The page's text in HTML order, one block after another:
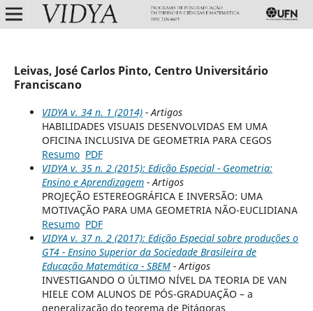
Leivas, José Carlos Pinto, Centro Universitário
Franciscano
VIDYA v. 34 n. 1 (2014)- Artigos
HABILIDADES VISUAIS DESENVOLVIDAS EM UMA
OFICINA INCLUSIVA DE GEOMETRIA PARA CEGOS
Resumo PDF
VIDYA v. 35 n. 2 (2015): Edição Especial - Geometria:
Ensino e Aprendizagem- Artigos
PROJEÇÃO ESTEREOGRÁFICA E INVERSÃO: UMA
MOTIVAÇÃO PARA UMA GEOMETRIA NÃO-EUCLIDIANA
Resumo PDF
VIDYA v. 37 n. 2 (2017): Edição Especial sobre produções o
GT4 - Ensino Superior da Sociedade Brasileira de
Educação Matemática - SBEM- Artigos
INVESTIGANDO O ÚLTIMO NÍVEL DA TEORIA DE VAN
HIELE COM ALUNOS DE PÓS-GRADUAÇÃO – a
generalização do teorema de Pitágoras